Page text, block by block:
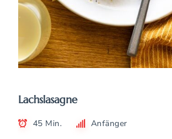
Lachslasagne
45 Min. Anfänger